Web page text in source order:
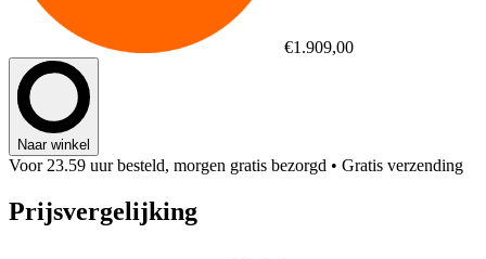
€1.909,00
Naar winkel
Voor 23.59 uur besteld, morgen gratis bezorgd • Gratis verzending
Prijsvergelijking